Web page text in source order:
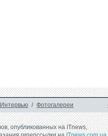
Интервью / Фотогалереи
опубликованных на ITnews,